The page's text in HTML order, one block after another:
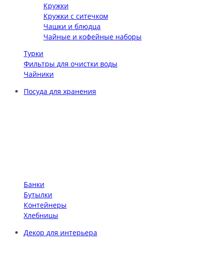
Кружки
Кружки с ситечком
Чашки и блюдца
Чайные и кофейные наборы
Турки
Фильтры для очистки воды
Чайники
Посуда для хранения
Банки
Бутылки
Контейнеры
Хлебницы
Декор для интерьера